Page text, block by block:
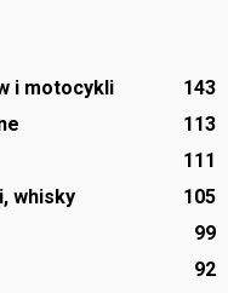
i motocykli
143
113
111
whisky
105
99
92